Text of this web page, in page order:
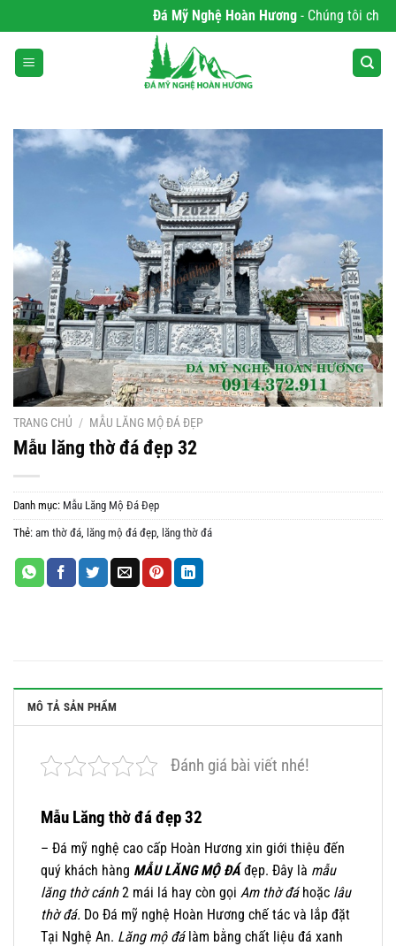
qua
nội
dung
Đá Mỹ Nghệ Hoàn Hương- Chúng tôi
TRANG CHỦ / MẪU LĂNG MỘ ĐÁ ĐẸP
Mẫu lăng thờ đá đẹp 32
Danh mục: Mẫu Lăng Mộ Đá Đẹp
Thẻ: am thờ đá, lăng mộ đá đẹp, lăng thờ đá
MÔ TẢ SẢN PHẨM
Đánh giá bài viết nhé!
Mẫu Lăng thờ đá đẹp 32
– Đá mỹ nghệ cao cấp Hoàn Hương xin giới thiệu đến
quý khách hàng MẪU LĂNG MỘ ĐÁ đẹp. Đây là mẫu
lăng thờ cánh2 mái lá hay còn gọi Am thờ đáhoặc lâu
thờ đá. Do Đá mỹ nghệ Hoàn Hương chế tác và lắp đặt
Tại Nghệ An. Lăng mộ đálàm bằng chất liệu đá xanh